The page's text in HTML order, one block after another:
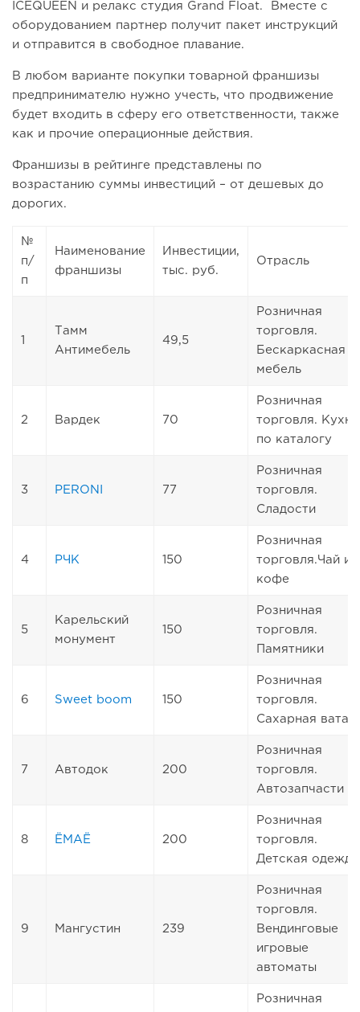
ICEQUEEN и релакс студия Grand Float. Вместе с
оборудованием партнер получит пакет инструкций
и отправится в свободное плавание.
В любом варианте покупки товарной франшизы
предпринимателю нужно учесть, что продвижение
будет входить в сферу его ответственности, также
как и прочие операционные действия.
Франшизы в рейтинге представлены по
возрастанию суммы инвестиций – от дешевых до
дорогих.
№
п/
п
Наименование
франшизы
Инвестиции,
тыс. руб.
Отрасль
Тамм
Антимебель
49,5
Розничная
торговля.
Бескаркасная
мебель
2 Вардек 70
Розничная
торговля. Кухни
по каталогу
3 PERONI 77
Розничная
торговля.
Сладости
4 РЧК 150
Розничная
торговля.Чай и
кофе
5
Карельский
монумент
150
Розничная
торговля.
Памятники
6 Sweet boom 150
Розничная
торговля.
Сахарная вата
7 Автодок 200
Розничная
торговля.
Автозапчасти
8 ЁМАЁ 200
Розничная
торговля.
Детская одежда
9 Мангустин 239
Розничная
торговля.
Вендинговые
игровые
автоматы
Розничная